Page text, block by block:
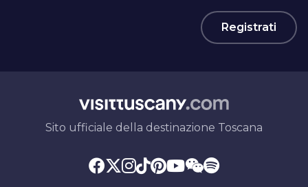
Registrati
Sito ufficiale della destinazione Toscana